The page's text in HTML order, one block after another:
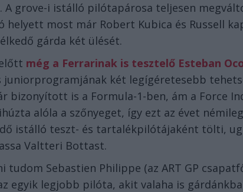
A grove-i istálló pilótapárosa teljesen
helyett most már Robert Kubica és Russell
gárda két ülését.
még a Ferrarinak is tesztelő Esteban
juniorprogramjának két legígéretesebb
bizonyított is a Formula-1-ben, ám a Force
alóla a szőnyeget, így ezt az évet
istálló teszt- és tartalékpilótájaként tölti,
Valtteri Bottast.
tudom Sebastien Philippe (az ART GP
egyik legjobb pilóta, akit valaha is